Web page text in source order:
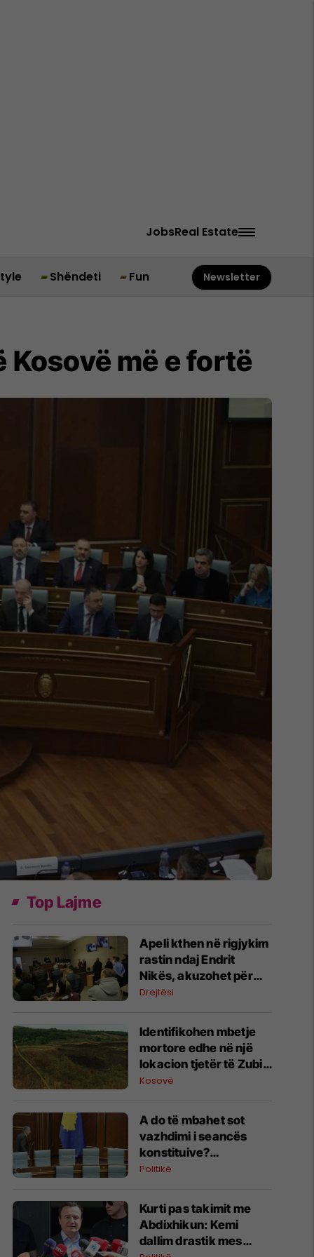
JobsReal Estate
Shëndeti Fun Newsletter
Kosovë më e fortë
Top Lajme
Apeli kthen në rigjykim
rastin ndaj Endrit
Nikës, akuzohet për
vrasjen e
Drejtësi
Identifikohen mbetje
mortore edhe në një
lokacion tjetër të Zubin
Potokut, Policia dhe
japin detajet
Kosovë
A do të mbahet sot
vazhdimi i seancës
konstituive?
Deklarohet Kurti
Politikë
Kurti pas takimit me
Abdixhikun: Kemi
dallim drastik mes